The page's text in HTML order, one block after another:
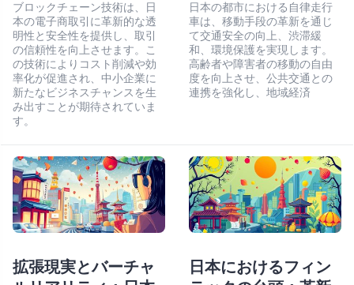
ブロックチェーン技術は、日
本の電子商取引に革新的な透
明性と安全性を提供し、取引
の信頼性を向上させます。こ
の技術によりコスト削減や効
率化が促進され、中小企業に
新たなビジネスチャンスを生
み出すことが期待されていま
す。
日本の都市における自律走行
車は、移動手段の革新を通じ
て交通安全の向上、渋滞緩
和、環境保護を実現します。
高齢者や障害者の移動の自由
度を向上させ、公共交通との
連携を強化し、地域経済
拡張現実とバーチャ
日本におけるフィン